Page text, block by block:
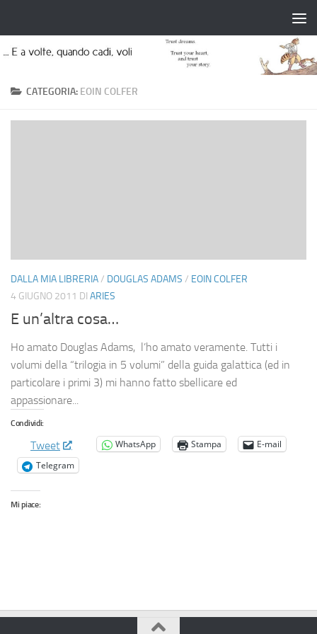
CATEGORIA: EOIN COLFER
DALLA MIA LIBRERIA/ DOUGLAS ADAMS / EOIN COLFER
4 GIUGNO 2011 DI ARIES
E un’altra cosa…
Ho amato Douglas Adams, l’ho amato veramente. Tutti i
volumi della “trilogia in 5 volumi” della guida galattica (ed in
particolare i primi 3) mi hanno fatto sbellicare ed
appassionare...
Condividi:
Tweet WhatsApp Stampa
E-mail
Telegram
Mi piace: